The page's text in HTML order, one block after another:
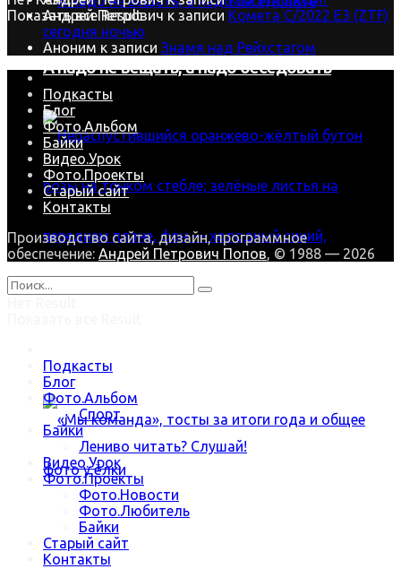
Показать все Result
А надо не вещать, а надо беседовать
«Мы команда», тосты за итоги года и общее
Андрей Петрович к записи Комета C/2022 E3 (ZTF)
сегодня ночью
Аноним к записи Знамя над Рейхстагом
Подкасты
Блог
Фото.Альбом
Байки
Видео.Урок
Фото.Проекты
Старый сайт
Контакты
Производство сайта, дизайн, программное
обеспечение: Андрей Петрович Попов, © 1988 — 2026
Подкасты
Блог
Фото.Альбом
Спорт
Байки
Лениво читать? Слушай!
Видео.Урок
Фото.Проекты
Фото.Новости
Фото.Любитель
Байки
Старый сайт
Контакты